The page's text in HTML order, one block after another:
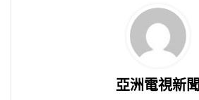
亞洲電視新聞